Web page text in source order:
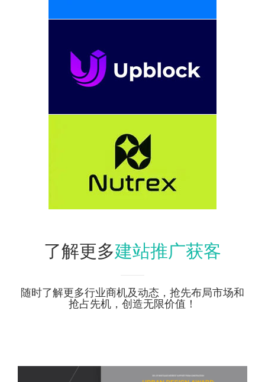
了解更多建站推广获客
随时了解更多行业商机及动态，抢先布局市场和
抢占先机，创造无限价值！